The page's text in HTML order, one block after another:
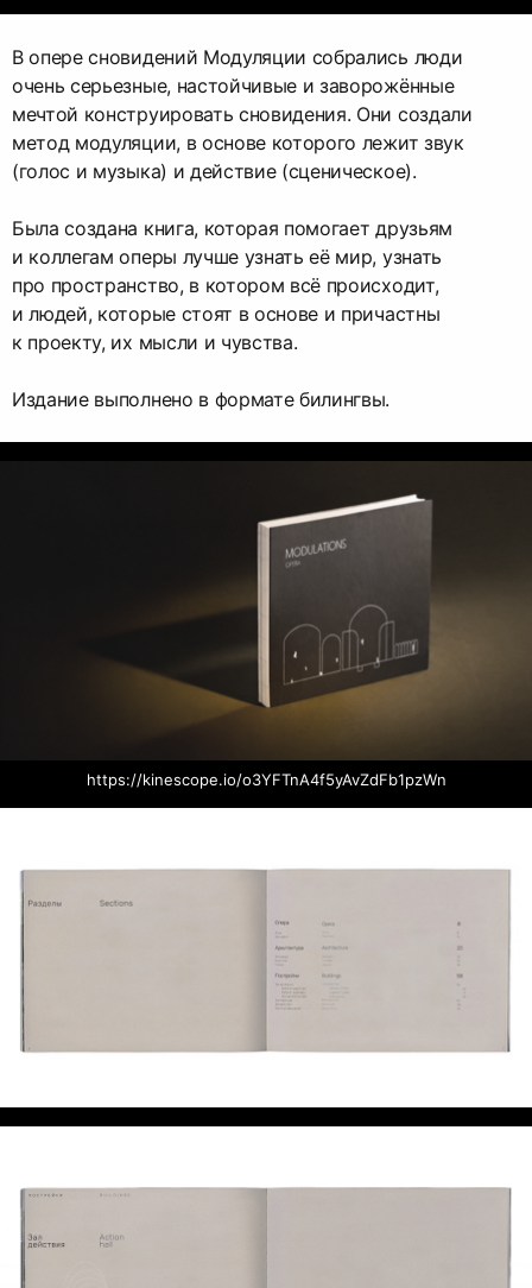
В опере сновидений Модуляции собрались люди
очень серьезные, настойчивые и заворожённые
мечтой конструировать сновидения. Они создали
метод модуляции, в основе которого лежит звук
(голос и музыка) и действие (сценическое).
Была создана книга, которая помогает друзьям
и коллегам оперы лучше узнать её мир, узнать
про пространство, в котором всё происходит,
и людей, которые стоят в основе и причастны
к проекту, их мысли и чувства.
Издание выполнено в формате билингвы.
https://kinescope.io/o3YFTnA4f5yAvZdFb1pzWn